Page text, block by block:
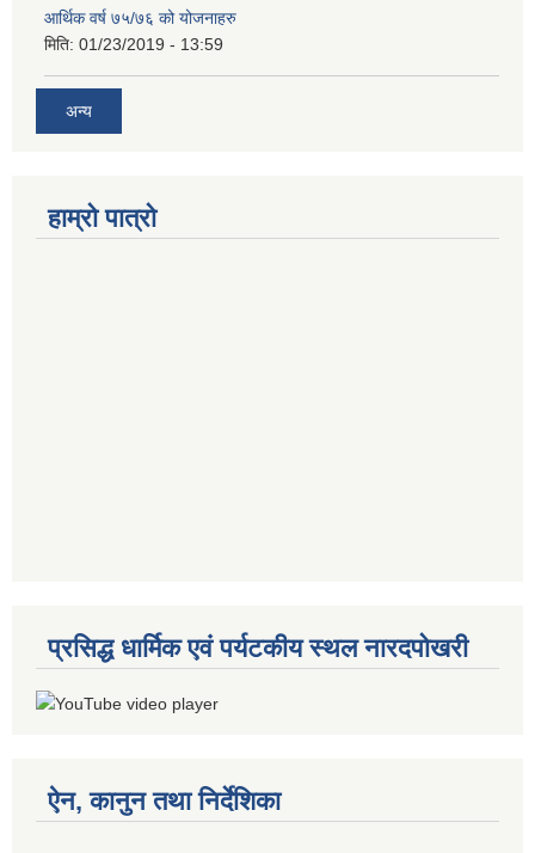
आर्थिक वर्ष ७५/७६ को योजनाहरु
मिति: 01/23/2019 - 13:59
अन्य
हाम्रो पात्रो
प्रसिद्ध धार्मिक एवं पर्यटकीय स्थल नारदपोखरी
ऐन, कानुन तथा निर्देशिका